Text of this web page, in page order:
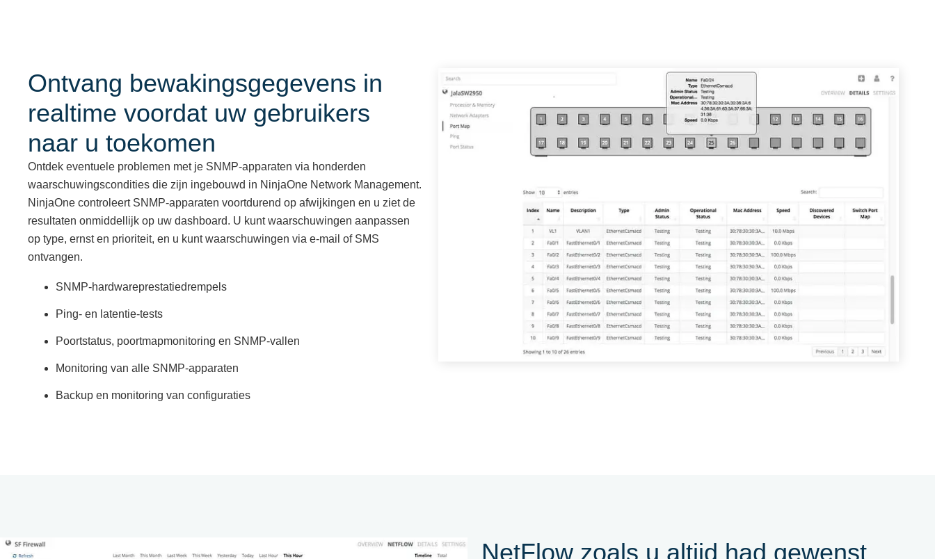
Ontvang bewakingsgegevens in
realtime voordat uw gebruikers
naar u toekomen
Ontdek eventuele problemen met je SNMP-apparaten via honderden
waarschuwingscondities die zijn ingebouwd in NinjaOne Network Management.
NinjaOne controleert SNMP-apparaten voortdurend op afwijkingen en u ziet de
resultaten onmiddellijk op uw dashboard. U kunt waarschuwingen aanpassen
op type, ernst en prioriteit, en u kunt waarschuwingen via e-mail of SMS
ontvangen.
SNMP-hardwareprestatiedrempels
Ping- en latentie-tests
Poortstatus, poortmapmonitoring en SNMP-vallen
Monitoring van alle SNMP-apparaten
Backup en monitoring van configuraties
NetFlow zoals u altijd had gewenst